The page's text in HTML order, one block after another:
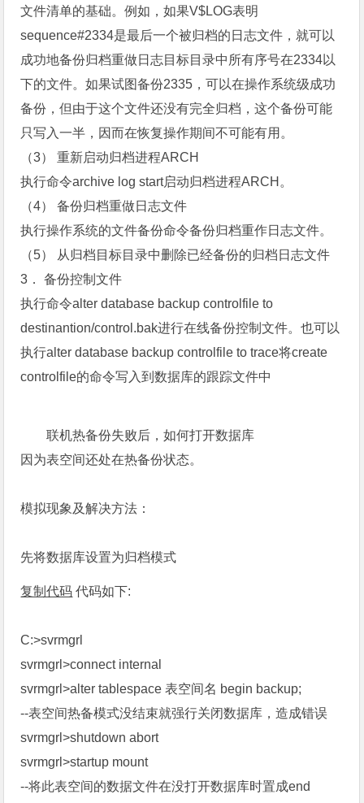
文件清单的基础。例如，如果V$LOG表明
sequence#2334是最后一个被归档的日志文件，就可以
成功地备份归档重做日志目标目录中所有序号在2334以
下的文件。如果试图备份2335，可以在操作系统级成功
备份，但由于这个文件还没有完全归档，这个备份可能
只写入一半，因而在恢复操作期间不可能有用。
（3） 重新启动归档进程ARCH
执行命令archive log start启动归档进程ARCH。
（4） 备份归档重做日志文件
执行操作系统的文件备份命令备份归档重作日志文件。
（5） 从归档目标目录中删除已经备份的归档日志文件
3． 备份控制文件
执行命令alter database backup controlfile to
destinantion/control.bak进行在线备份控制文件。也可以
执行alter database backup controlfile to trace将create
controlfile的命令写入到数据库的跟踪文件中
联机热备份失败后，如何打开数据库
因为表空间还处在热备份状态。
模拟现象及解决方法：
先将数据库设置为归档模式
复制代码 代码如下:
C:>svrmgrl
svrmgrl>connect internal
svrmgrl>alter tablespace 表空间名 begin backup;
--表空间热备模式没结束就强行关闭数据库，造成错误
svrmgrl>shutdown abort
svrmgrl>startup mount
--将此表空间的数据文件在没打开数据库时置成end